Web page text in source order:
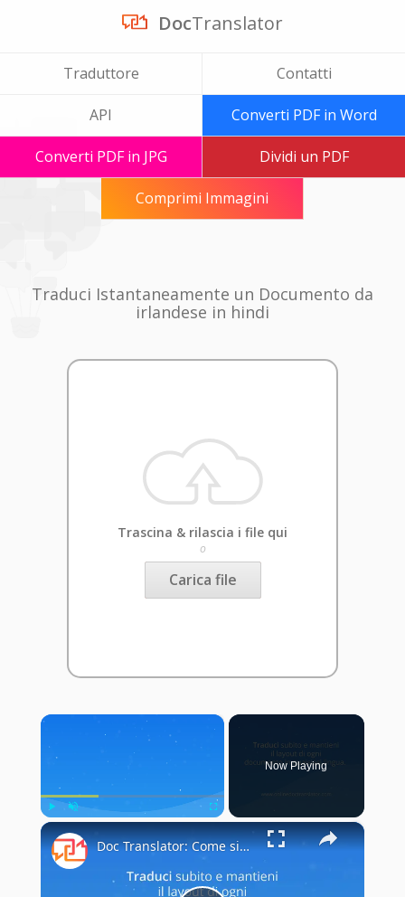
DocTranslator
Traduttore Contatti
API Converti PDF in Word
Converti PDF in JPG Dividi un PDF
Comprimi Immagini
Traduci Istantaneamente un Documento da
irlandese in hindi
Trascina & rilascia i file qui
o
Carica file
×
Play Unmute Fullscreen
Now Playing
×
Doc Translator: Come si usa il traduttore di documenti?